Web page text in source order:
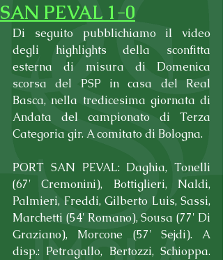
SAN PEVAL 1-0
Di seguito pubblichiamo il video
degli highlights della sconfitta
esterna di misura di Domenica
scorsa del PSP in casa del Real
Basca, nella tredicesima giornata di
Andata del campionato di Terza
Categoria gir. A comitato di Bologna.
PORT SAN PEVAL: Daghia, Tonelli
(67' Cremonini), Bottiglieri, Naldi,
Palmieri, Freddi, Gilberto Luis, Sassi,
Marchetti (54' Romano), Sousa (77' Di
Graziano), Morcone (57' Sejdi). A
disp.: Petragallo, Bertozzi, Schioppa.